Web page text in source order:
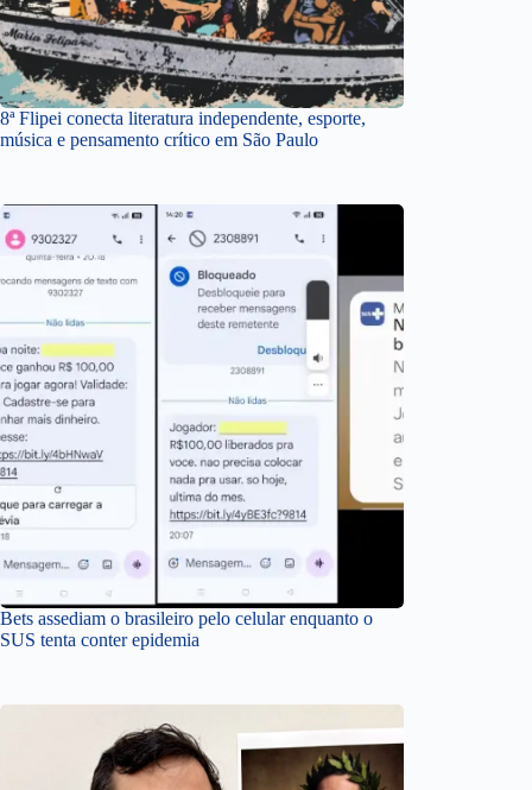
8ª Flipei conecta literatura independente, esporte,
música e pensamento crítico em São Paulo
Bets assediam o brasileiro pelo celular enquanto o
SUS tenta conter epidemia